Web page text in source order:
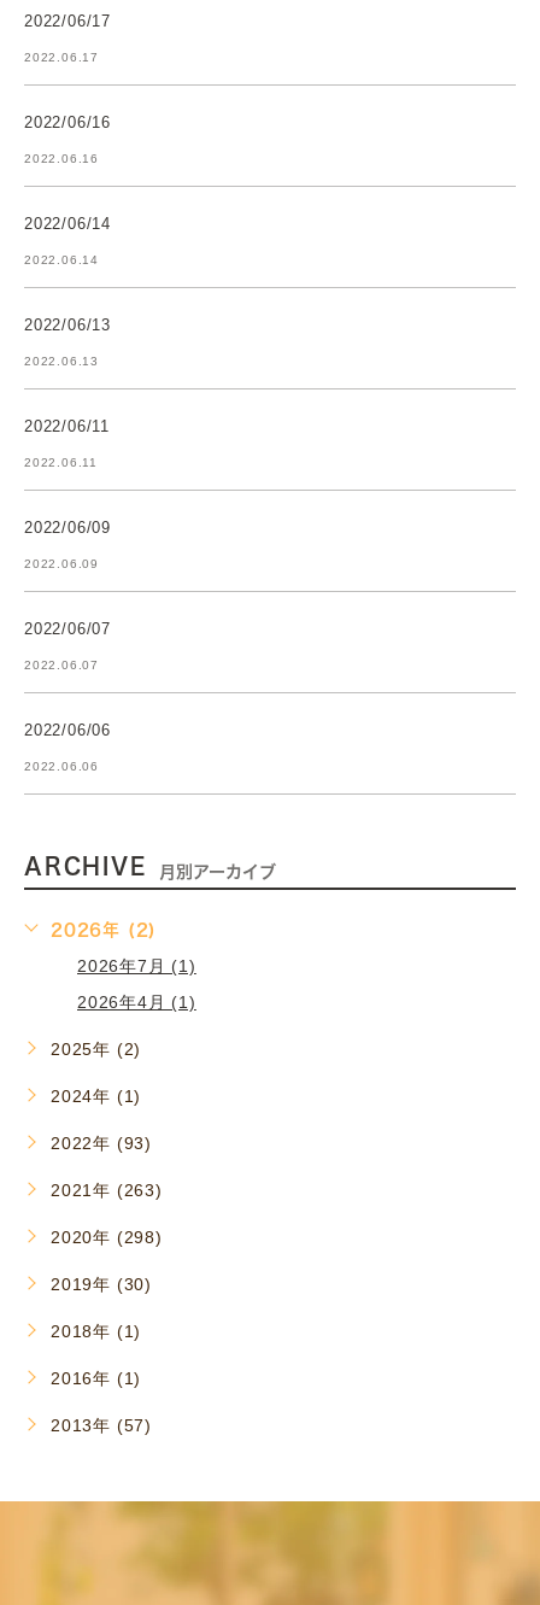
2022/06/17
2022.06.17
2022/06/16
2022.06.16
2022/06/14
2022.06.14
2022/06/13
2022.06.13
2022/06/11
2022.06.11
2022/06/09
2022.06.09
2022/06/07
2022.06.07
2022/06/06
2022.06.06
ARCHIVE 月別アーカイブ
2026年 (2)
2026年7月 (1)
2026年4月 (1)
2025年 (2)
2024年 (1)
2022年 (93)
2021年 (263)
2020年 (298)
2019年 (30)
2018年 (1)
2016年 (1)
2013年 (57)